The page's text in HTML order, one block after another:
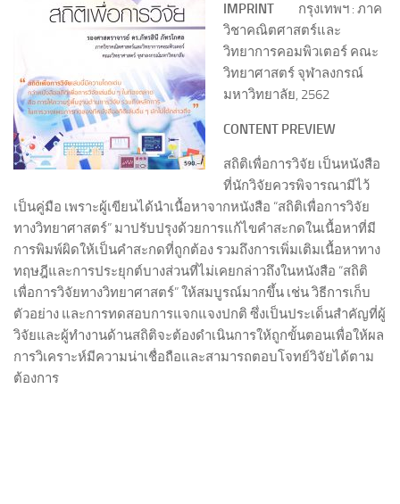
IMPRINT กรุงเทพฯ : ภาค
วิชาคณิตศาสตร์และ
วิทยาการคอมพิวเตอร์ คณะ
วิทยาศาสตร์ จุฬาลงกรณ์
มหาวิทยาลัย, 2562
CONTENT PREVIEW
สถิติเพื่อการวิจัย เป็นหนังสือ
ที่นักวิจัยควรพิจารณามีไว้
เป็นคู่มือ เพราะผู้เขียนได้นำเนื้อหาจากหนังสือ “สถิติเพื่อการวิจัย
ทางวิทยาศาสตร์” มาปรับปรุงด้วยการแก้ไขคำสะกดในเนื้อหาที่มี
การพิมพ์ผิดให้เป็นคำสะกดที่ถูกต้อง รวมถึงการเพิ่มเติมเนื้อหาทาง
ทฤษฎีและการประยุกต์บางส่วนที่ไม่เคยกล่าวถึงในหนังสือ “สถิติ
เพื่อการวิจัยทางวิทยาศาสตร์” ให้สมบูรณ์มากขึ้น เช่น วิธีการเก็บ
ตัวอย่าง และการทดสอบการแจกแจงปกติ ซึ่งเป็นประเด็นสำคัญที่ผู้
วิจัยและผู้ทำงานด้านสถิติจะต้องดำเนินการให้ถูกขั้นตอนเพื่อให้ผล
การวิเคราะห์มีความน่าเชื่อถือและสามารถตอบโจทย์วิจัยได้ตาม
ต้องการ